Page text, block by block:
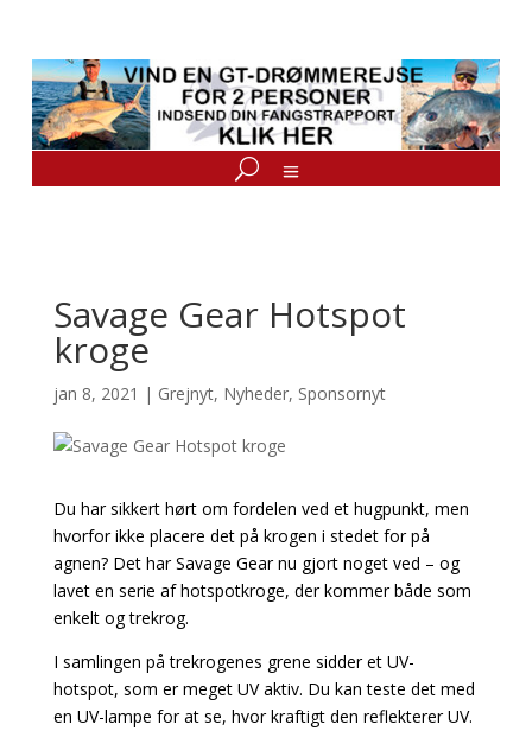
Savage Gear Hotspot
kroge
jan 8, 2021 | Grejnyt, Nyheder, Sponsornyt
Du har sikkert hørt om fordelen ved et hugpunkt, men
hvorfor ikke placere det på krogen i stedet for på
agnen? Det har Savage Gear nu gjort noget ved – og
lavet en serie af hotspotkroge, der kommer både som
enkelt og trekrog.
I samlingen på trekrogenes grene sidder et UV-
hotspot, som er meget UV aktiv. Du kan teste det med
en UV-lampe for at se, hvor kraftigt den reflekterer UV.